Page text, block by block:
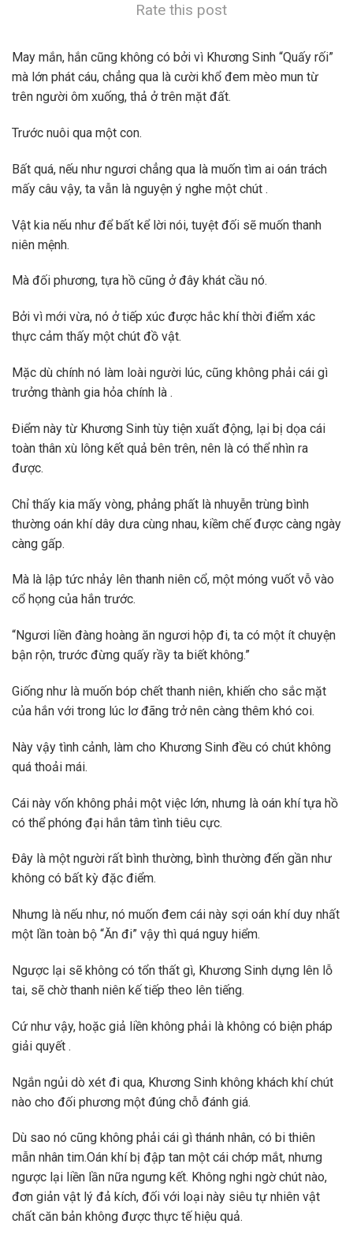
Rate this post
May mắn, hắn cũng không có bởi vì Khương Sinh “Quấy rối”
mà lớn phát cáu, chẳng qua là cười khổ đem mèo mun từ
trên người ôm xuống, thả ở trên mặt đất.
Trước nuôi qua một con.
Bất quá, nếu như ngươi chẳng qua là muốn tìm ai oán trách
mấy câu vậy, ta vẫn là nguyện ý nghe một chút .
Vật kia nếu như để bất kể lời nói, tuyệt đối sẽ muốn thanh
niên mệnh.
Mà đối phương, tựa hồ cũng ở đây khát cầu nó.
Bởi vì mới vừa, nó ở tiếp xúc được hắc khí thời điểm xác
thực cảm thấy một chút đồ vật.
Mặc dù chính nó làm loài người lúc, cũng không phải cái gì
trưởng thành gia hỏa chính là .
Điểm này từ Khương Sinh tùy tiện xuất động, lại bị dọa cái
toàn thân xù lông kết quả bên trên, nên là có thể nhìn ra
được.
Chỉ thấy kia mấy vòng, phảng phất là nhuyễn trùng bình
thường oán khí dây dưa cùng nhau, kiềm chế được càng ngày
càng gấp.
Mà là lập tức nhảy lên thanh niên cổ, một móng vuốt vỗ vào
cổ họng của hắn trước.
“Ngươi liền đàng hoàng ăn ngươi hộp đi, ta có một ít chuyện
bận rộn, trước đừng quấy rầy ta biết không.”
Giống như là muốn bóp chết thanh niên, khiến cho sắc mặt
của hắn với trong lúc lơ đãng trở nên càng thêm khó coi.
Này vậy tình cảnh, làm cho Khương Sinh đều có chút không
quá thoải mái.
Cái này vốn không phải một việc lớn, nhưng là oán khí tựa hồ
có thể phóng đại hắn tâm tình tiêu cực.
Đây là một người rất bình thường, bình thường đến gần như
không có bất kỳ đặc điểm.
Nhưng là nếu như, nó muốn đem cái này sợi oán khí duy nhất
một lần toàn bộ “Ăn đi” vậy thì quá nguy hiểm.
Ngược lại sẽ không có tổn thất gì, Khương Sinh dựng lên lỗ
tai, sẽ chờ thanh niên kế tiếp theo lên tiếng.
Cứ như vậy, hoặc giả liền không phải là không có biện pháp
giải quyết .
Ngắn ngủi dò xét đi qua, Khương Sinh không khách khí chút
nào cho đối phương một đúng chỗ đánh giá.
Dù sao nó cũng không phải cái gì thánh nhân, có bi thiên
mẫn nhân tim.Oán khí bị đập tan một cái chớp mắt, nhưng
ngược lại liền lần nữa ngưng kết. Không nghi ngờ chút nào,
đơn giản vật lý đả kích, đối với loại này siêu tự nhiên vật
chất căn bản không được thực tế hiệu quả.